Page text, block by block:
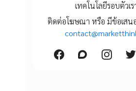
เทคโนโลยีรอบตัวเร
ติดต่อโฆษณา หรือ มีข้อเสน